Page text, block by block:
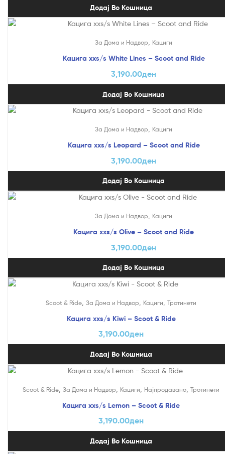
Додај Во Кошница
За Дома и Надвор Кациги
Кацига xxs/s White Lines – Scoot and Ride
3,190.00ден
Додај Во Кошница
За Дома и Надвор Кациги
Кацига xxs/s Leopard – Scoot and Ride
3,190.00ден
Додај Во Кошница
За Дома и Надвор Кациги
Кацига xxs/s Olive – Scoot and Ride
3,190.00ден
Додај Во Кошница
Scoot & Ride За Дома и Надвор Кациги Тротинети
Кацига xxs/s Kiwi – Scoot & Ride
3,190.00ден
Додај Во Кошница
Scoot & Ride За Дома и Надвор Кациги Најпродавано Тротинети
Кацига xxs/s Lemon – Scoot & Ride
3,190.00ден
Додај Во Кошница